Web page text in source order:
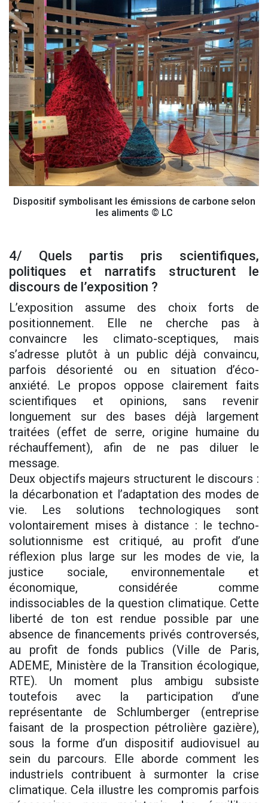
Dispositif symbolisant les émissions de carbone selon
les aliments © LC
4/ Quels partis pris scientifiques,
politiques et narratifs structurent le
discours de l’exposition ?
L’exposition assume des choix forts de
positionnement. Elle ne cherche pas à
convaincre les climato-sceptiques, mais
s’adresse plutôt à un public déjà convaincu,
parfois désorienté ou en situation d’éco-
anxiété. Le propos oppose clairement faits
scientifiques et opinions, sans revenir
longuement sur des bases déjà largement
traitées (effet de serre, origine humaine du
réchauffement), afin de ne pas diluer le
message.
Deux objectifs majeurs structurent le discours :
la décarbonation et l’adaptation des modes de
vie. Les solutions technologiques sont
volontairement mises à distance : le techno-
solutionnisme est critiqué, au profit d’une
réflexion plus large sur les modes de vie, la
justice sociale, environnementale et
économique, considérée comme
indissociables de la question climatique. Cette
liberté de ton est rendue possible par une
absence de financements privés controversés,
au profit de fonds publics (Ville de Paris,
ADEME, Ministère de la Transition écologique,
RTE). Un moment plus ambigu subsiste
toutefois avec la participation d’une
représentante de Schlumberger (entreprise
faisant de la prospection pétrolière gazière),
sous la forme d’un dispositif audiovisuel au
sein du parcours. Elle aborde comment les
industriels contribuent à surmonter la crise
climatique. Cela illustre les compromis parfois